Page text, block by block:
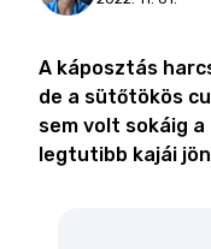
A káposztás
de a sütőtökös
sem volt sokáig
legtutibb kajái